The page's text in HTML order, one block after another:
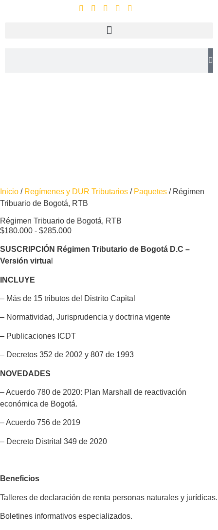
Inicio / Regímenes y DUR Tributarios / Paquetes / Régimen
Tribuario de Bogotá, RTB
Régimen Tribuario de Bogotá, RTB
$180.000 - $285.000
SUSCRIPCIÓN Régimen Tributario de Bogotá D.C –
Versión virtua
INCLUYE
– Más de 15 tributos del Distrito Capital
– Normatividad, Jurisprudencia y doctrina vigente
– Publicaciones ICDT
– Decretos 352 de 2002 y 807 de 1993
NOVEDADES
– Acuerdo 780 de 2020: Plan Marshall de reactivación
económica de Bogotá.
– Acuerdo 756 de 2019
– Decreto Distrital 349 de 2020
Beneficios
Talleres de declaración de renta personas naturales y jurídicas.
Boletines informativos especializados.